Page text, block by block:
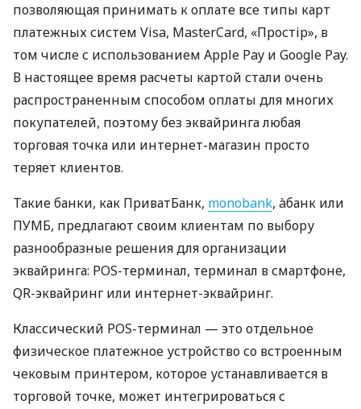
позволяющая принимать к оплате все типы карт
платежных систем Visa, MasterCard, «Простір», в
том числе с использованием Apple Pay и Google Pay.
В настоящее время расчеты картой стали очень
распространенным способом оплаты для многих
покупателей, поэтому без эквайринга любая
торговая точка или интернет-магазин просто
теряет клиентов.
Такие банки, как ПриватБанк, monobank, àбанк или
ПУМБ, предлагают своим клиентам по выбору
разнообразные решения для организации
эквайринга: POS-терминал, терминал в смартфоне,
QR-эквайринг или интернет-эквайринг.
Классический POS-терминал — это отдельное
физическое платежное устройство со встроенным
чековым принтером, которое устанавливается в
торговой точке, может интегрироваться с